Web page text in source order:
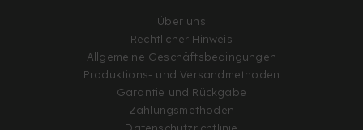
Über uns
Rechtlicher Hinweis
Allgemeine Geschäftsbedingungen
Produktions- und Versandmethoden
Garantie und Rückgabe
Zahlungsmethoden